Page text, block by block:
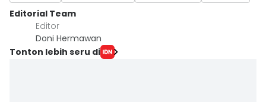
Editorial Team
Editor
Doni Hermawan
Tonton lebih seru di